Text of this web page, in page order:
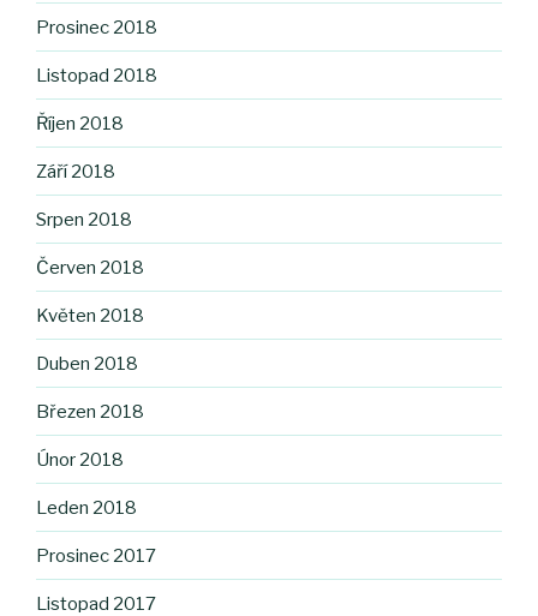
Prosinec 2018
Listopad 2018
Říjen 2018
Září 2018
Srpen 2018
Červen 2018
Květen 2018
Duben 2018
Březen 2018
Únor 2018
Leden 2018
Prosinec 2017
Listopad 2017